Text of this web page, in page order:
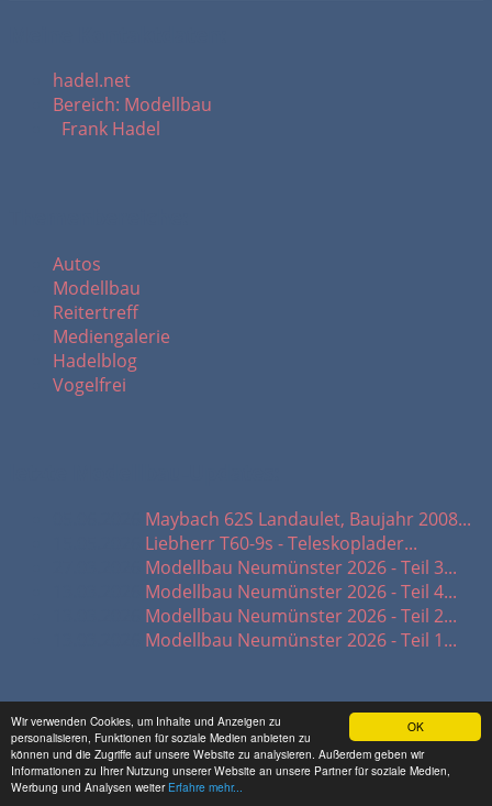
OK
Wir verwenden Cookies, um Inhalte und Anzeigen zu
personalisieren, Funktionen für soziale Medien anbieten zu
können und die Zugriffe auf unsere Website zu analysieren. Außerdem geben wir
Informationen zu Ihrer Nutzung unserer Website an unsere Partner für soziale Medien,
Werbung und Analysen weiter Erfahre mehr...
hadel.net
Bereich: Modellbau
Frank Hadel
Autos
Modellbau
Reitertreff
Mediengalerie
Hadelblog
Vogelfrei
Maybach 62S Landaulet, Baujahr 2008...
Liebherr T60-9s - Teleskoplader...
Modellbau Neumünster 2026 - Teil 3...
Modellbau Neumünster 2026 - Teil 4...
Modellbau Neumünster 2026 - Teil 2...
Modellbau Neumünster 2026 - Teil 1...
Wichtige Links:
Impressum
Datenschutz